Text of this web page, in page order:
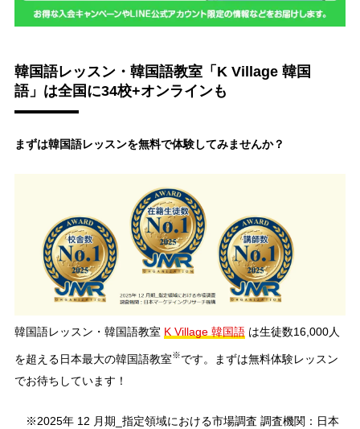
韓国語レッスン・韓国語教室「K Village 韓国
語」は全国に34校+オンラインも
まずは韓国語レッスンを無料で体験してみませんか？
韓国語レッスン・韓国語教室 K Village 韓国語は生徒数16,000人
を超える日本最大の韓国語教室※です。まずは無料体験レッスン
でお待ちしています！
※2025年 12 月期_指定領域における市場調査 調査機関：日本